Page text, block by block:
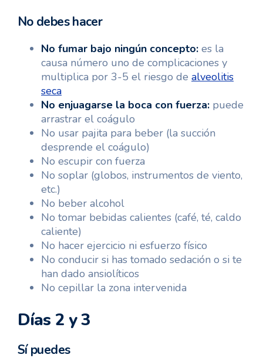
No debes hacer
No fumar bajo ningún concepto: es la
causa número uno de complicaciones y
multiplica por 3-5 el riesgo de alveolitis
seca
No enjuagarse la boca con fuerza: puede
arrastrar el coágulo
No usar pajita para beber (la succión
desprende el coágulo)
No escupir con fuerza
No soplar (globos, instrumentos de viento,
etc.)
No beber alcohol
No tomar bebidas calientes (café, té, caldo
caliente)
No hacer ejercicio ni esfuerzo físico
No conducir si has tomado sedación o si te
han dado ansiolíticos
No cepillar la zona intervenida
Días 2 y 3
Sí puedes